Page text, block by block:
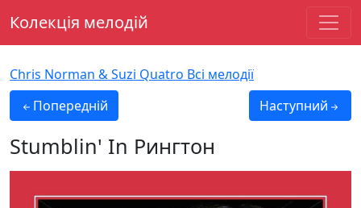
Колекція мелодій
Chris Norman & Suzi Quatro Всі мелодії
Попередній
Наступний
Stumblin' In Рингтон